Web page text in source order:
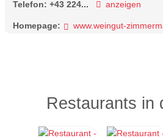
Telefon: +43 224... anzeigen
Homepage: www.weingut-
Restaurants in